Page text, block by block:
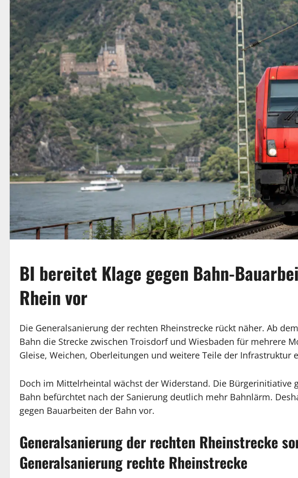
BI bereitet Klage gegen Bahn-
Rhein vor
Die Generalsanierung der rechten Rheinstrecke rückt näher. Ab
Bahn die Strecke zwischen Troisdorf und Wiesbaden für mehrere
Gleise, Weichen, Oberleitungen und weitere Teile der Infrastruktur
Doch im Mittelrheintal wächst der Widerstand. Die Bürgerinitiative
Bahn befürchtet nach der Sanierung deutlich mehr Bahnlärm.
gegen Bauarbeiten der Bahn vor.
Generalsanierung der rechten Rheinstrecke
Generalsanierung rechte Rheinstrecke